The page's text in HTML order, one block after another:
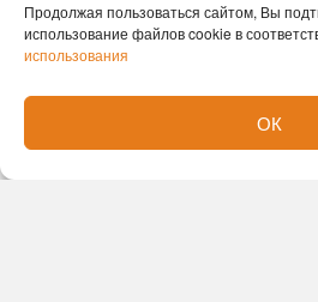
Продолжая пользоваться сайтом, Вы
использование файлов cookie в
использования
ОК